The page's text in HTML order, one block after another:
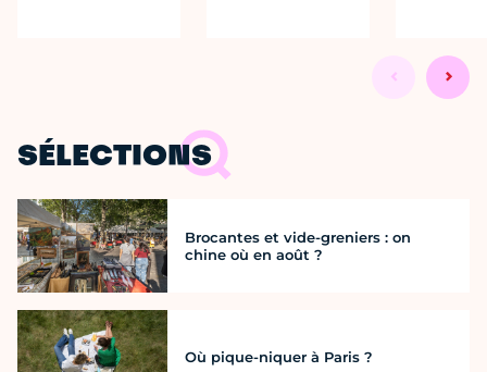
SÉLECTIONS
Brocantes et vide-greniers : on
chine où en août ?
Où pique-niquer à Paris ?